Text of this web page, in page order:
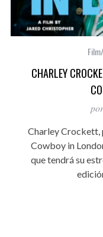
CHARLEY
por
Charley Crockett,
Cowboy in
que tendrá su